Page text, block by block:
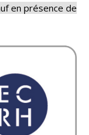
en présence de